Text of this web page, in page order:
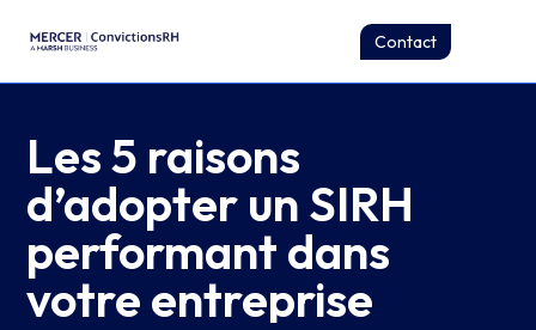
Contact
Les 5 raisons
d’adopter un SIRH
performant dans
votre entreprise